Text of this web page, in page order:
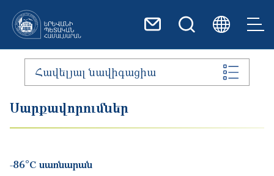
Հավելյալ նավիգացիա
Սարքավորումներ
-86°C սառնարան